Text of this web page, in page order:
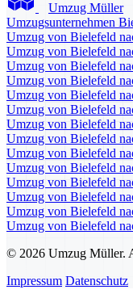
Umzug Müller
Umzugsunternehmen
Umzug von Bielefeld
Umzug von Bielefeld
Umzug von Bielefeld
Umzug von Bielefeld
Umzug von Bielefeld
Umzug von Bielefeld
Umzug von Bielefeld
Umzug von Bielefeld
Umzug von Bielefeld
Umzug von Bielefeld
Umzug von Bielefeld
Umzug von Bielefeld
Umzug von Bielefeld
Umzug von Bielefeld
© 2026 Umzug Müller.
Impressum Datenschutz